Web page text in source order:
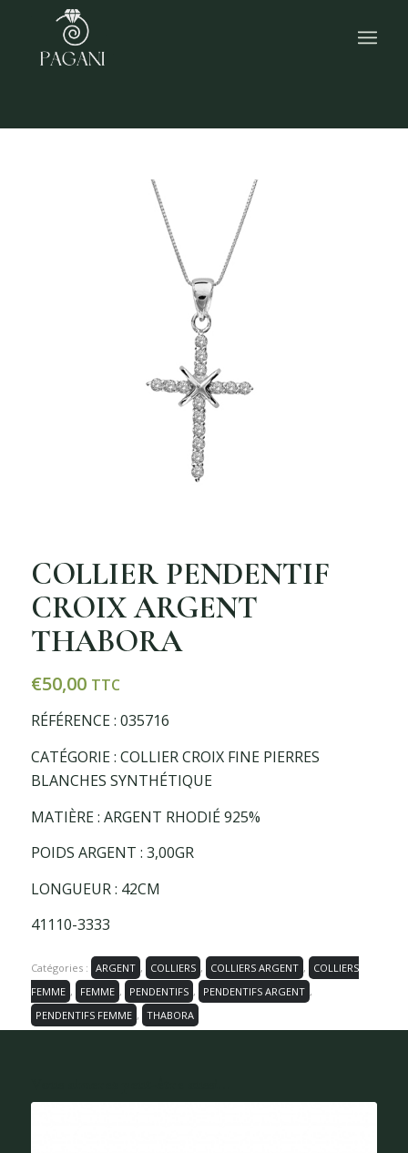
COLLIER PENDENTIF
CROIX ARGENT
THABORA
€50,00 TTC
RÉFÉRENCE : 035716
CATÉGORIE : COLLIER CROIX FINE PIERRES
BLANCHES SYNTHÉTIQUE
MATIÈRE : ARGENT RHODIÉ 925%
POIDS ARGENT : 3,00GR
LONGUEUR : 42CM
41110-3333
Catégories : ARGENT , COLLIERS , COLLIERS ARGENT ,
COLLIERS
FEMME , FEMME , PENDENTIFS , PENDENTIFS ARGENT ,
PENDENTIFS FEMME , THABORA